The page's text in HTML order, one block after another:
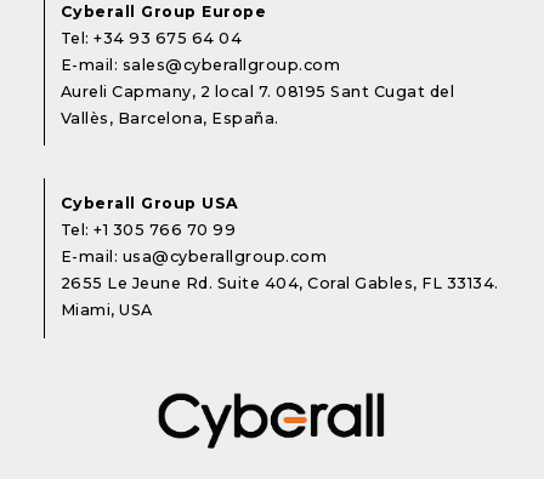
Cyberall Group Europe
Tel:+34 93 675 64 04
E-mail: sales@cyberallgroup.com
Aureli Capmany, 2 local 7. 08195 Sant Cugat del
Vallès, Barcelona, España.
Cyberall Group USA
Tel:+1 305 766 70 99
E-mail: usa@cyberallgroup.com
2655 Le Jeune Rd. Suite 404, Coral Gables, FL 33134.
Miami, USA